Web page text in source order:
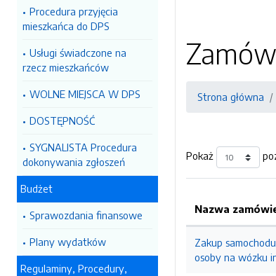
Procedura przyjęcia
mieszkańca do DPS
Usługi świadczone na
rzecz mieszkańców
WOLNE MIEJSCA W DPS
DOSTĘPNOŚĆ
SYGNALISTA Procedura
dokonywania zgłoszeń
Budżet
Sprawozdania finansowe
Plany wydatków
Regulaminy, Procedury,
Strona główna
Pokaż
Nazwa
Zakup
osoby na wózku